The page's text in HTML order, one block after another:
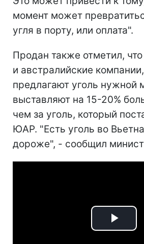
момент может
угля в порту, или оплата".
Продан также отметил,
и австралийские
предлагают уголь нужной
выставляют на 15-20%
чем за уголь, который
ЮАР. "Есть уголь во
дороже", - сообщил
Play